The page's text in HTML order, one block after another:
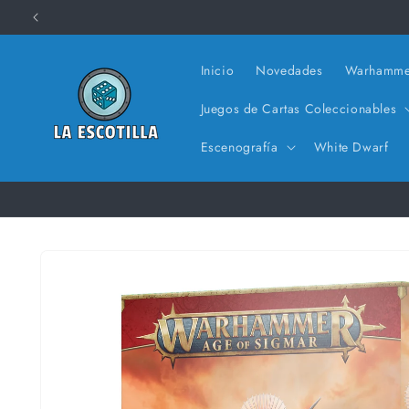
directamente
al contenido
Inicio Novedades
Juegos de Cartas Coleccionables
Escenografía White Dwarf
del producto